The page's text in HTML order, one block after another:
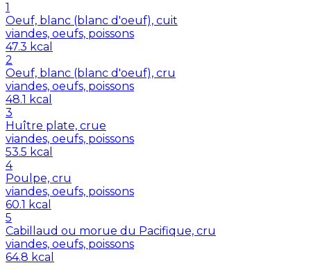
1
Oeuf, blanc (blanc d'oeuf), cuit
viandes, oeufs, poissons
47.3 kcal
2
Oeuf, blanc (blanc d'oeuf), cru
viandes, oeufs, poissons
48.1 kcal
3
Huître plate, crue
viandes, oeufs, poissons
53.5 kcal
4
Poulpe, cru
viandes, oeufs, poissons
60.1 kcal
5
Cabillaud ou morue du Pacifique, cru
viandes, oeufs, poissons
64.8 kcal